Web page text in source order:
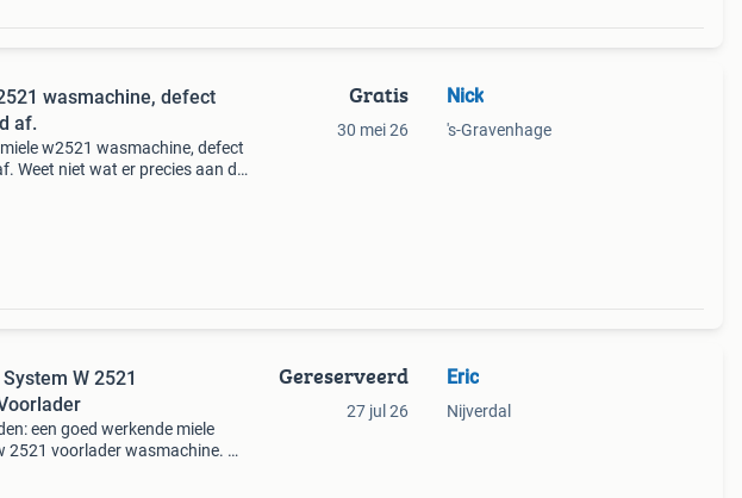
wasmachine, defect
af.
w2521 wasmachine, defect
Weet niet wat er precies aan de
Gratis
30 mei 26
Nick
's-Gravenhage
W 2521
een goed werkende miele
voorlader wasmachine. Dit
Gereserveerd
27 jul 26
Eric
Nijverdal